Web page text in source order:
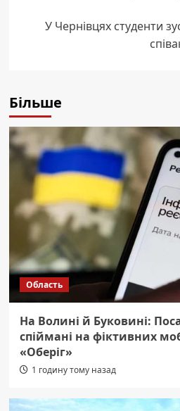
У Чернівцях студенти
Більше
Область
На Волині й Буковині:
спіймані на фіктивних
«Оберіг»
1 годину тому назад